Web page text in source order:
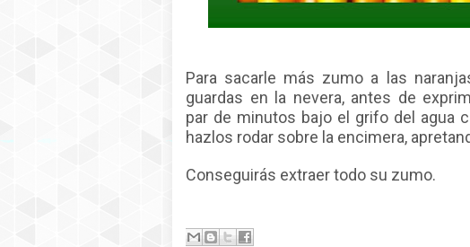
Para sacarle más zumo a las
guardas en la nevera, antes de
par de minutos bajo el grifo del agua
hazlos rodar sobre la encimera,
Conseguirás extraer todo su zumo.